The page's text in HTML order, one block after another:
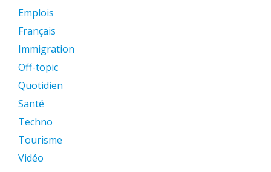
Emplois
Français
Immigration
Off-topic
Quotidien
Santé
Techno
Tourisme
Vidéo